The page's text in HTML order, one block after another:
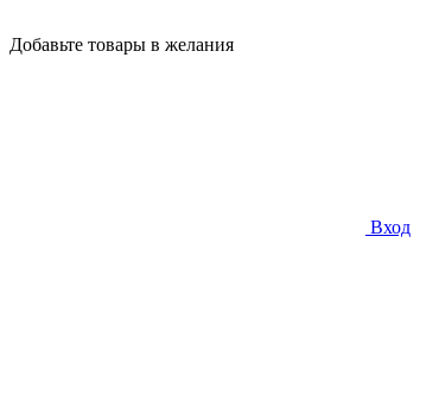
Добавьте товары в желания
Вход